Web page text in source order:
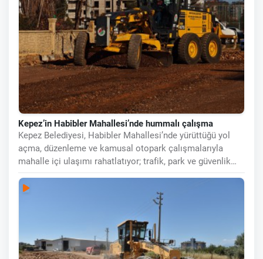
Kepez’in Habibler Mahallesi’nde hummalı çalışma
Kepez Belediyesi, Habibler Mahallesi’nde yürüttüğü yol
açma, düzenleme ve kamusal otopark çalışmalarıyla
mahalle içi ulaşımı rahatlatıyor; trafik, park ve güvenlik
sorunlarına